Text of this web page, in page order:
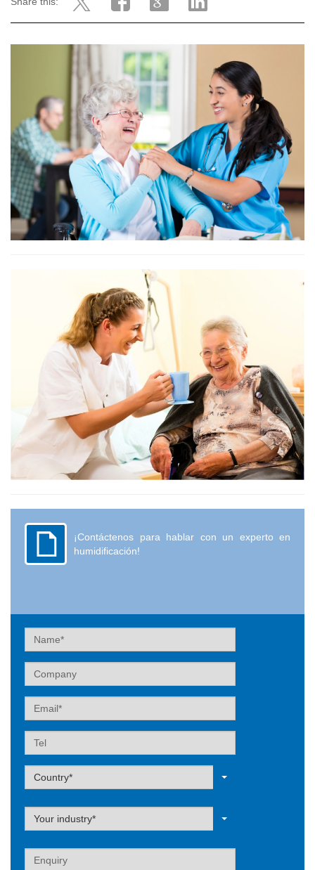
¡Contáctenos para hablar con un experto en
humidificación!
Name
Company
Email
Tel
Label
Country*
Label
Your industry*
Label